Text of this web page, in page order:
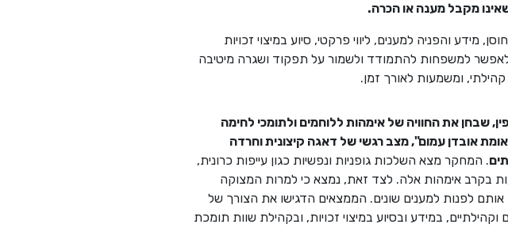
מקבל מענה או הכרה.
מידע והפניה למענים, ליווי פרקטי, סיוע במיצוי זכויות
לאפשר למשפחות להתמודד ולשמור על תפקוד ושגרה מיטיבה
ומשמעות לאורך זמן.
שבחן את החוויה של אימהות ללוחמים ולתומכי לחימה
אובדן עמום", מצב רגשי של דאגה קיצונית וחרדה
. המחקר מצא השלכות גופניות ונפשיות כגון עייפות כרונית,
בקרב אימהות אלה. לצד זאת, נמצא כי למרות המצוקה
לפנות למענים שונים. הממצאים הדגישו את הצורך של
במידע ובסיוע במיצוי זכויות, ובקהילת שוות תומכת